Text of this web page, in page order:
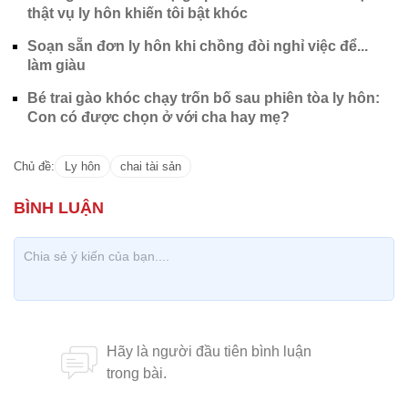
thật vụ ly hôn khiến tôi bật khóc
Soạn sẵn đơn ly hôn khi chồng đòi nghỉ việc để...
làm giàu
Bé trai gào khóc chạy trốn bố sau phiên tòa ly hôn:
Con có được chọn ở với cha hay mẹ?
Chủ đề: Ly hôn chai tài sản